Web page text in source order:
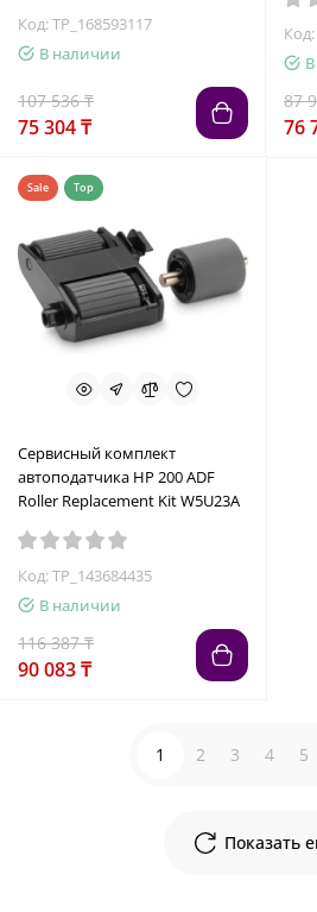
Код: TP_168593117
В наличии
107 536 ₸
75 304 ₸
Код:
87
76
Sale Top
Сервисный комплект
автоподатчика HP 200 ADF
Roller Replacement Kit W5U23A
Код: TP_143684435
В наличии
116 387 ₸
90 083 ₸
Показать
1 2 3 4 5